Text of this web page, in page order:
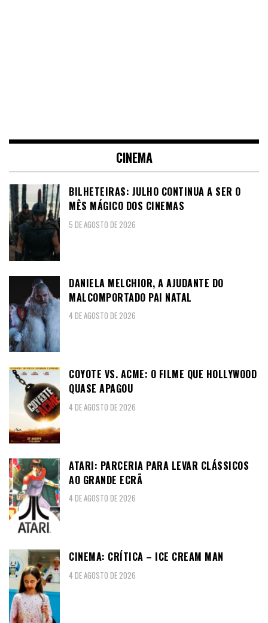
CINEMA
BILHETEIRAS: JULHO CONTINUA A SER O
MÊS MÁGICO DOS CINEMAS
5 DE AGOSTO DE 2026
DANIELA MELCHIOR, A AJUDANTE DO
MALCOMPORTADO PAI NATAL
4 DE AGOSTO DE 2026
COYOTE VS. ACME: O FILME QUE HOLLYWOOD
QUASE APAGOU
4 DE AGOSTO DE 2026
ATARI: PARCERIA PARA LEVAR CLÁSSICOS
AO GRANDE ECRÃ
4 DE AGOSTO DE 2026
CINEMA: CRÍTICA – ICE CREAM MAN
4 DE AGOSTO DE 2026